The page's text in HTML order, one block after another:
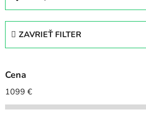
d
e
p
r
o
ZAVRIEŤ FILTER
Cena
1099 €